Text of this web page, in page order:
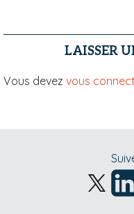
LAISSER
Vous devez vous